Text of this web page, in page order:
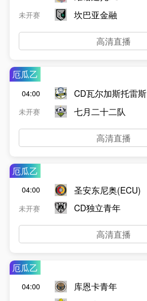
未开赛
坎巴亚金融
高清直播
厄瓜乙
04:00
未开赛
CD瓦尔加斯托雷斯
七月二十二队
高清直播
厄瓜乙
04:00
未开赛
圣安东尼奥(ECU)
CD独立青年
高清直播
厄瓜乙
04:00
库恩卡青年